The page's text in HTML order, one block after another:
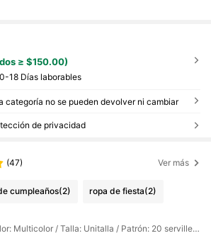
≥ $150.00)
18 Días laborables
categoría no se pueden devolver ni cambiar
de privacidad
(47) Ver más
cumpleaños(2) ropa de fiesta(2)
Color: Multicolor / Talla: Unitalla / Patrón: 20 servilletas salvajes.